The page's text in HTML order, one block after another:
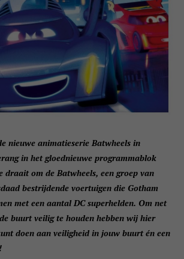
nieuwe animatieserie Batwheels in
in het gloednieuwe programmablok
draait om de Batwheels, een groep van
bestrijdende voertuigen die Gotham
met een aantal DC superhelden. Om net
buurt veilig te houden hebben wij hier
doen aan veiligheid in jouw buurt én een